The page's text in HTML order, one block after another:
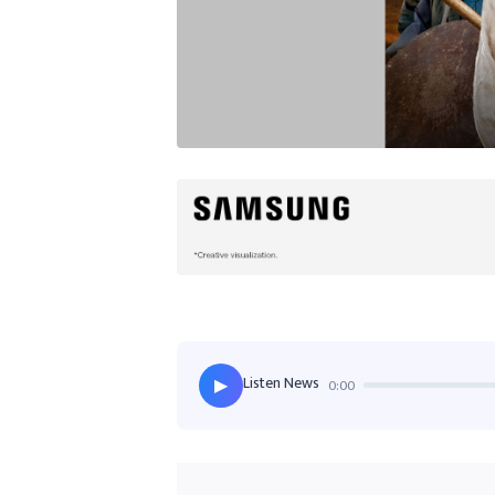
▶ Listen News 0:00